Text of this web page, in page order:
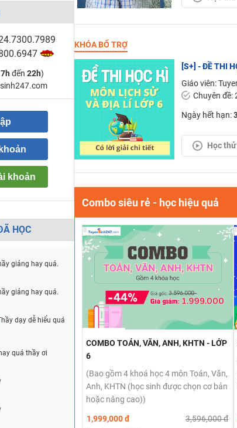
7h đến 22h)
khoản
HỌC
giảng hay quá.
giảng hay quá.
dạy dễ hiểu quá
quá thầy ơi
KHÓA BỔ TRỢ
[S+] - ĐỀ THI
Giáo viên:
Chuyên đề:
Ngày hết hạn:
Học
Combo siêu rẻ - học hiệu quả
COMBO TOÁN, VĂN, ANH, KHTN - LỚP
6
(Bao gồm 4 khoá học 4 môn Toán, Văn,
Anh, KHTN (học sinh được chọn cơ bản
hoặc nâng cao))
1,999,000 đ
3,596,000 đ